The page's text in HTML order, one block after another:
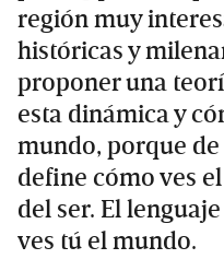
región muy
históricas y
proponer una
esta dinámica y
mundo, porque
define cómo ves
del ser. El
ves tú el mundo.